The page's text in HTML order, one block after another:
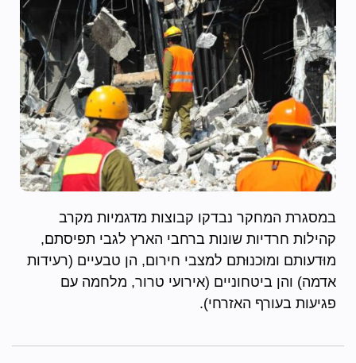
במסגרת המחקר נבדקו קבוצות מדגמיות מקרב
קהילות חרדיות שונות ברחבי הארץ לגבי תפיסתם,
מוּדעותם ומוּכנוּתם למצבי חירום, הן טבעיים (רעידות
אדמה) והן ביטחוניים (אירועי טרור, מלחמה עם
פגיעות בעורף האזרחי).